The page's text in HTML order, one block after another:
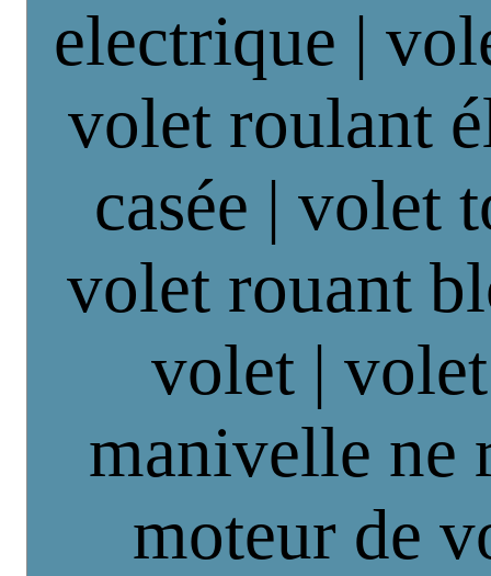
electrique |
volet roulant
casée | volet
volet rouant
volet |
manivelle ne
moteur de